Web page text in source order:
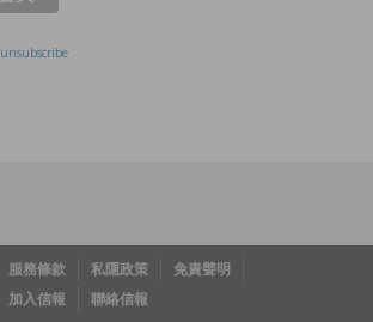
unsubscribe
服務條款 私隱政策
免責聲明
加入信報 聯絡信報